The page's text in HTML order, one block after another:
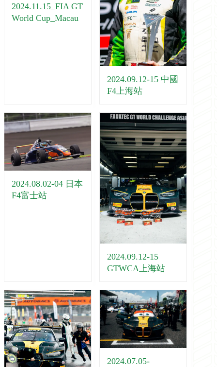
2024.11.15_FIA GT
World Cup_Macau
2024.09.12-15 中國
F4上海站
2024.08.02-04 日本
F4富士站
2024.09.12-15
GTWCA上海站
2024.07.05-